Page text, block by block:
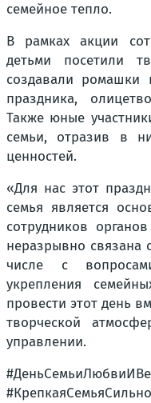
семейное тепло.
В рамках акции
детьми посетили
создавали
праздника,
Также юные
семьи, отразив в
ценностей.
«Для нас этот
семья является
сотрудников
неразрывно связана
числе с
укрепления
провести этот день
творческой
управлении.